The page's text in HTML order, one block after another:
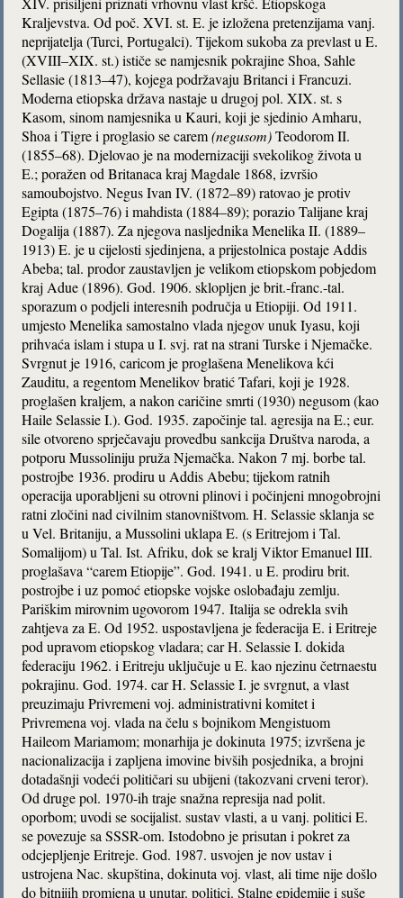
Kraljevstva. Od poč. XVI. st. E. je izložena pretenzijama vanj.
neprijatelja (Turci, Portugalci). Tijekom sukoba za prevlast u E.
(XVIII–XIX. st.) ističe se namjesnik pokrajine Shoa, Sahle
Sellasie (1813–47), kojega podržavaju Britanci i Francuzi.
Moderna etiopska država nastaje u drugoj pol. XIX. st. s
Kasom, sinom namjesnika u Kauri, koji je sjedinio Amharu,
Shoa i Tigre i proglasio se carem(negusom)Teodorom II.
(1855–68). Djelovao je na modernizaciji svekolikog života u
E.; poražen od Britanaca kraj Magdale 1868, izvršio
samoubojstvo. Negus Ivan IV. (1872–89) ratovao je protiv
Egipta (1875–76) i mahdista (1884–89); porazio Talijane kraj
Dogalija (1887). Za njegova nasljednika Menelika II. (1889–
1913) E. je u cijelosti sjedinjena, a prijestolnica postaje Addis
Abeba; tal. prodor zaustavljen je velikom etiopskom pobjedom
kraj Adue (1896). God. 1906. sklopljen je brit.-franc.-tal.
sporazum o podjeli interesnih područja u Etiopiji. Od 1911.
umjesto Menelika samostalno vlada njegov unuk Iyasu, koji
prihvaća islam i stupa u I. svj. rat na strani Turske i Njemačke.
Svrgnut je 1916, caricom je proglašena Menelikova kći
Zauditu, a regentom Menelikov bratić Tafari, koji je 1928.
proglašen kraljem, a nakon caričine smrti (1930) negusom (kao
Haile Selassie I.). God. 1935. započinje tal. agresija na E.; eur.
sile otvoreno sprječavaju provedbu sankcija Društva naroda, a
potporu Mussoliniju pruža Njemačka. Nakon 7 mj. borbe tal.
postrojbe 1936. prodiru u Addis Abebu; tijekom ratnih
operacija uporabljeni su otrovni plinovi i počinjeni mnogobrojni
ratni zločini nad civilnim stanovništvom. H. Selassie sklanja se
u Vel. Britaniju, a Mussolini uklapa E. (s Eritrejom i Tal.
Somalijom) u Tal. Ist. Afriku, dok se kralj Viktor Emanuel III.
proglašava “carem Etiopije”. God. 1941. u E. prodiru brit.
postrojbe i uz pomoć etiopske vojske oslobađaju zemlju.
Pariškim mirovnim ugovorom 1947. Italija se odrekla svih
zahtjeva za E. Od 1952. uspostavljena je federacija E. i Eritreje
pod upravom etiopskog vladara; car H. Selassie I. dokida
federaciju 1962. i Eritreju uključuje u E. kao njezinu četrnaestu
pokrajinu. God. 1974. car H. Selassie I. je svrgnut, a vlast
preuzimaju Privremeni voj. administrativni komitet i
Privremena voj. vlada na čelu s bojnikom Mengistuom
Haileom Mariamom; monarhija je dokinuta 1975; izvršena je
nacionalizacija i zapljena imovine bivših posjednika, a brojni
dotadašnji vodeći političari su ubijeni (takozvani crveni teror).
Od druge pol. 1970-ih traje snažna represija nad polit.
oporbom; uvodi se socijalist. sustav vlasti, a u vanj. politici E.
se povezuje sa SSSR-om. Istodobno je prisutan i pokret za
odcjepljenje Eritreje. God. 1987. usvojen je nov ustav i
ustrojena Nac. skupština, dokinuta voj. vlast, ali time nije došlo
do bitnijih promjena u unutar. politici. Stalne epidemije i suše